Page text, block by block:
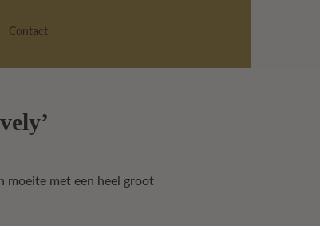
Contact
moeite met een heel groot